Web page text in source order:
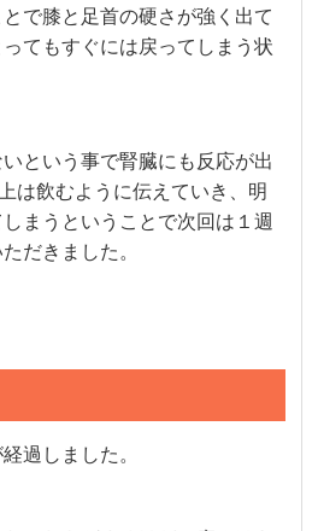
で膝と足首の硬さが強く出て
てもすぐには戻ってしまう状
という事で腎臓にも反応が出
は飲むように伝えていき、明
まうということで次回は１週
だきました。
過しました。